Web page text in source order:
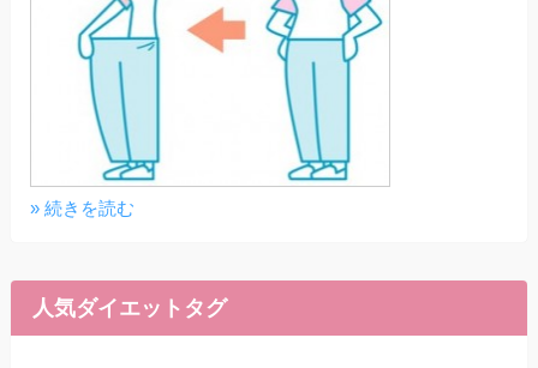
» 続きを読む
人気ダイエットタグ